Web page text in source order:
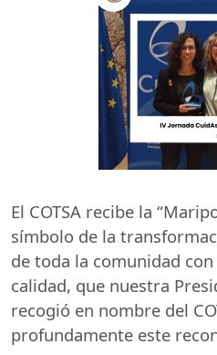
El COTSA recibe la
símbolo de la
de toda la comunidad
calidad, que nuestra
recogió en nombre del
profundamente este